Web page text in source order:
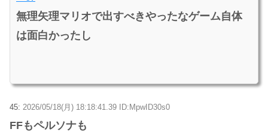
無理矢理マリオで出すべきやったなゲーム自体
は面白かったし
45: 2026/05/18(月) 18:18:41.39 ID:MpwID30s0
FFもペルソナも